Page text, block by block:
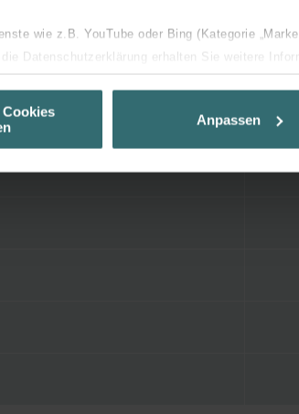
wie z.B. YouTube oder Bing (Kategorie
die Datenschutzerklärung erhalten Sie weitere
um Ihnen die bestmögliche Nutzererfahrung zu
zur Verfügung zu stellen. Alle Einwilligungen
Anpassen